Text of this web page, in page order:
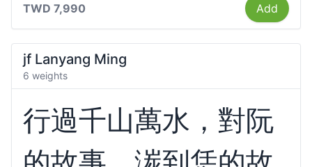
TWD 7,990 Add
jf Lanyang Ming
6 weights
行過千山萬水，對阮